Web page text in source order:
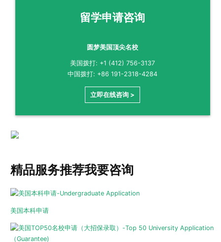
留学申请咨询
圆梦美国顶尖名校
美国拨打: +1 (412) 756-3137
中国拨打: +86 191-2318-4284
立即在线咨询 >
精品服务推荐我要咨询
美国本科申请